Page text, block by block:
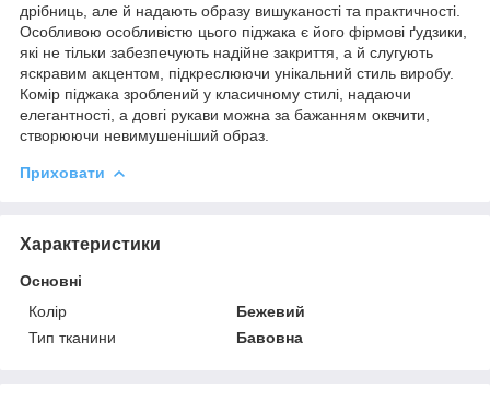
дрібниць, але й надають образу вишуканості та практичності.
Особливою особливістю цього піджака є його фірмові ґудзики,
які не тільки забезпечують надійне закриття, а й слугують
яскравим акцентом, підкреслюючи унікальний стиль виробу.
Комір піджака зроблений у класичному стилі, надаючи
елегантності, а довгі рукави можна за бажанням оквчити,
створюючи невимушеніший образ.
Приховати
Характеристики
Основні
Колір
Бежевий
Тип тканини
Бавовна